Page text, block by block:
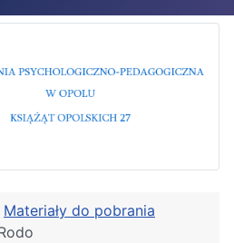
Materiały do pobrania